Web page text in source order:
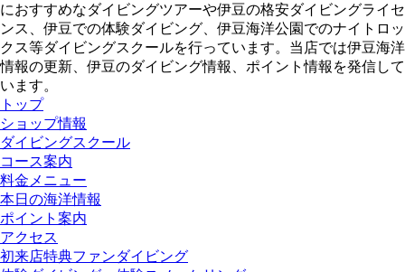
におすすめなダイビングツアーや伊豆の格安ダイビングライセ
ンス、伊豆での体験ダイビング、伊豆海洋公園でのナイトロッ
クス等ダイビングスクールを行っています。当店では伊豆海洋
情報の更新、伊豆のダイビング情報、ポイント情報を発信して
います。
トップ
ショップ情報
ダイビングスクール
コース案内
料金メニュー
本日の海洋情報
ポイント案内
アクセス
初来店特典ファンダイビング